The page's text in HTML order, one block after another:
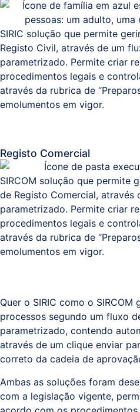
SIRIC solução que permite
Registo Civil, através de um
parametrizado. Permite criar
procedimentos legais e
através da rubrica de
emolumentos em vigor.
Registo Comercial
SIRCOM solução que permite
de Registo Comercial, através
parametrizado. Permite criar
procedimentos legais e
através da rubrica de
emolumentos em vigor.
Quer o SIRIC como o
processos segundo um fluxo
parametrizado, contendo
através de um clique enviar
correto da cadeia de
Ambas as soluções foram
com a legislação vigente,